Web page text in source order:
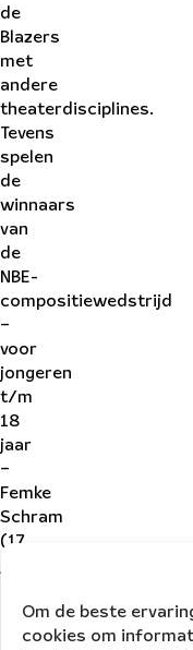
Om de beste
cookies om
de
Blazers
met
andere
theaterdisciplines.
Tevens
spelen
de
winnaars
van
de
NBE-
compositiewedstrijd
–
voor
jongeren
t/m
18
jaar
–
Femke
Schram
(17
Balk,
Momo